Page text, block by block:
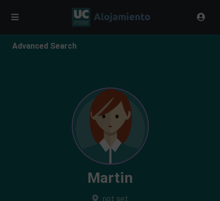
Advanced Search
Martin
not set